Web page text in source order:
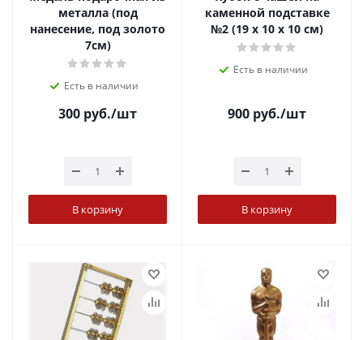
металла (под
нанесение, под золото
7см)
Есть в наличии
300 руб./шт
В корзину
каменной подставке
№2 (19 х 10 х 10 см)
Есть в наличии
900 руб./шт
В корзину